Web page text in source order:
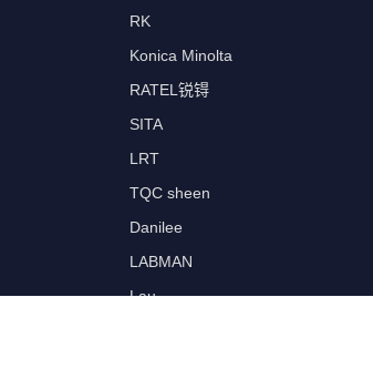
RK
Konica Minolta
RATEL锐锝
SITA
LRT
TQC sheen
Danilee
LABMAN
Lau